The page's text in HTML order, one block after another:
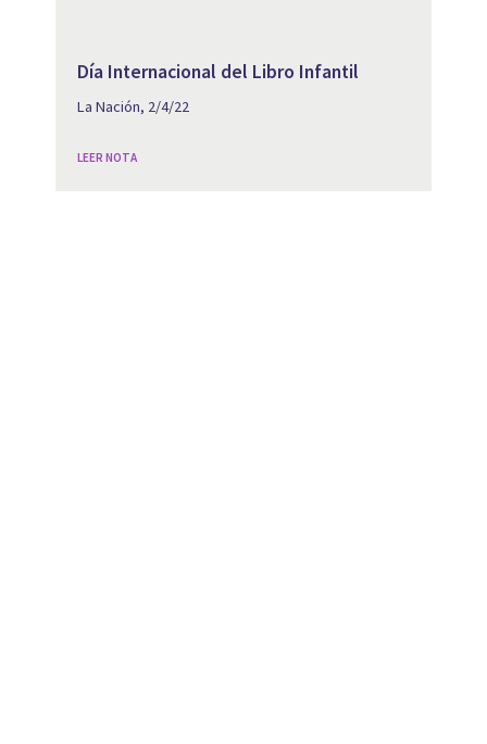
Día Internacional del Libro Infantil
La Nación, 2/4/22
LEER NOTA